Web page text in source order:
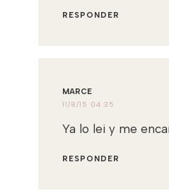
RESPONDER
MARCE
11/8/15 04:35
Ya lo lei y me
RESPONDER